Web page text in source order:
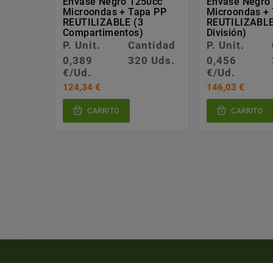
Microondas + Tapa PP
REUTILIZABLE (3
Compartimentos)
P. Unit.
Cantidad
0,389
€/Ud.
320 Uds.
124,34 €
CARRITO
Microondas +
División)
P. Unit.
0,456
€/Ud.
146,03 €
CARRITO